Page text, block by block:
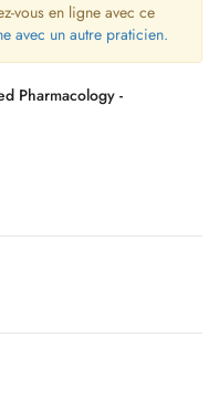
vous en ligne avec ce
avec un autre praticien.
Pharmacology -